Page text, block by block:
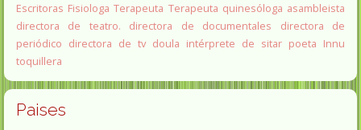
Escritoras Fisiologa Terapeuta Terapeuta quinesóloga asambleista
directora de teatro.
directora de documentales
directora de
periódico directora de tv doula intérprete de sitar poeta Innu
toquillera
Paises